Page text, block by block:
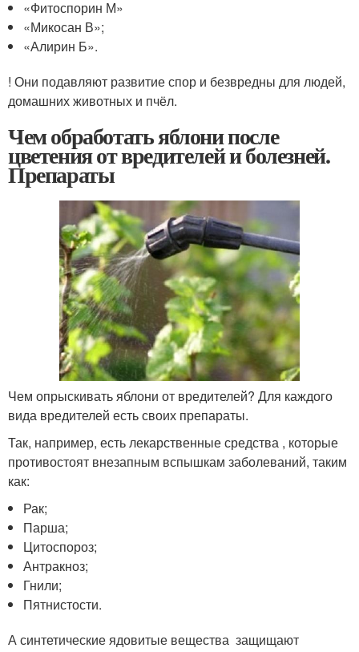
«Фитоспорин М»
«Микосан В»;
«Алирин Б».
! Они подавляют развитие спор и безвредны для людей,
домашних животных и пчёл.
Чем обработать яблони после
цветения от вредителей и болезней.
Препараты
Чем опрыскивать яблони от вредителей? Для каждого
вида вредителей есть своих препараты.
Так, например, есть лекарственные средства , которые
противостоят внезапным вспышкам заболеваний, таким
как:
Рак;
Парша;
Цитоспороз;
Антракноз;
Гнили;
Пятнистости.
А синтетические ядовитые вещества защищают